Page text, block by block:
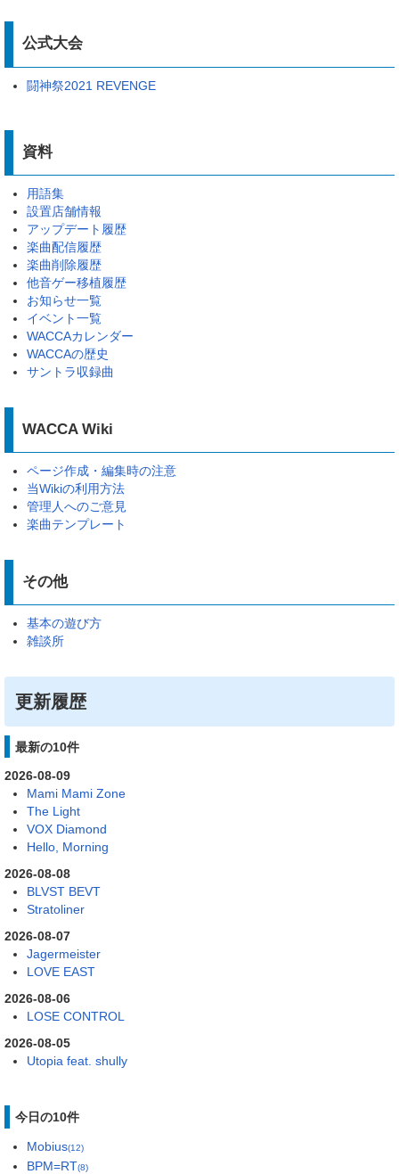
公式大会
闘神祭2021 REVENGE
資料
用語集
設置店舗情報
アップデート履歴
楽曲配信履歴
楽曲削除履歴
他音ゲー移植履歴
お知らせ一覧
イベント一覧
WACCAカレンダー
WACCAの歴史
サントラ収録曲
WACCA Wiki
ページ作成・編集時の注意
当Wikiの利用方法
管理人へのご意見
楽曲テンプレート
その他
基本の遊び方
雑談所
更新履歴
最新の10件
2026-08-09
Mami Mami Zone
The Light
VOX Diamond
Hello, Morning
2026-08-08
BLVST BEVT
Stratoliner
2026-08-07
Jagermeister
LOVE EAST
2026-08-06
LOSE CONTROL
2026-08-05
Utopia feat. shully
今日の10件
Mobius(12)
BPM=RT(8)